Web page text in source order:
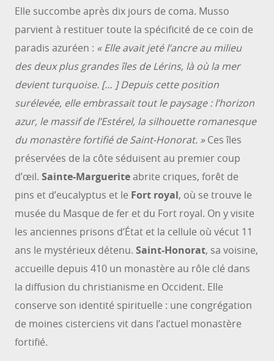
Elle succombe après dix jours de coma. Musso
parvient à restituer toute la spécificité de ce coin de
paradis azuréen : « Elle avait jeté l’ancre au milieu
des deux plus grandes îles de Lérins, là où la mer
devient turquoise. [… ] Depuis cette position
surélevée, elle embrassait tout le paysage : l’horizon
azur, le massif de l’Estérel, la silhouette romanesque
du monastère fortifié de Saint-Honorat. »Ces îles
préservées de la côte séduisent au premier coup
d’œil. Sainte-Margueriteabrite criques, forêt de
pins et d’eucalyptus et le Fort royal, où se trouve le
musée du Masque de fer et du Fort royal. On y visite
les anciennes prisons d’État et la cellule où vécut 11
ans le mystérieux détenu. Saint-Honorat, sa voisine,
accueille depuis 410 un monastère au rôle clé dans
la diffusion du christianisme en Occident. Elle
conserve son identité spirituelle : une congrégation
de moines cisterciens vit dans l’actuel monastère
fortifié.